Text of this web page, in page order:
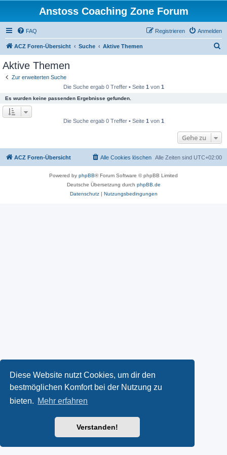
Diese Website nutzt Cookies, um dir den
bestmöglichen Komfort bei der Nutzung zu
bieten. Mehr erfahren
Verstanden!
Anstoss Coaching Zone Forum
FAQ Anmelden
Registrieren
ACZ Foren-Übersicht Suche Aktive Themen
Aktive Themen
Zur erweiterten Suche
Die Suche ergab 0 Treffer • Seite 1 von 1
Es wurden keine passenden Ergebnisse gefunden.
Die Suche ergab 0 Treffer • Seite 1 von 1
Gehe zu
ACZ Foren-Übersicht Alle Zeiten sind UTC+02:00
Alle Cookies löschen
Powered by phpBB® Forum Software © phpBB Limited
Deutsche Übersetzung durch phpBB.de
Datenschutz| Nutzungsbedingungen